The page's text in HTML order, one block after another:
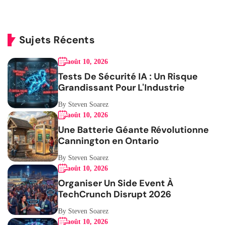
Sujets Récents
août 10, 2026
Tests De Sécurité IA : Un Risque
Grandissant Pour L'Industrie
By Steven Soarez
août 10, 2026
Une Batterie Géante Révolutionne
Cannington en Ontario
By Steven Soarez
août 10, 2026
Organiser Un Side Event À
TechCrunch Disrupt 2026
By Steven Soarez
août 10, 2026